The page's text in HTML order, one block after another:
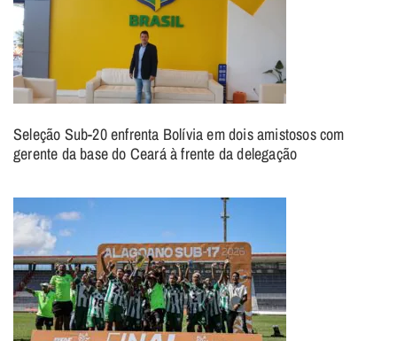
Seleção Sub-20 enfrenta Bolívia em dois amistosos com
gerente da base do Ceará à frente da delegação